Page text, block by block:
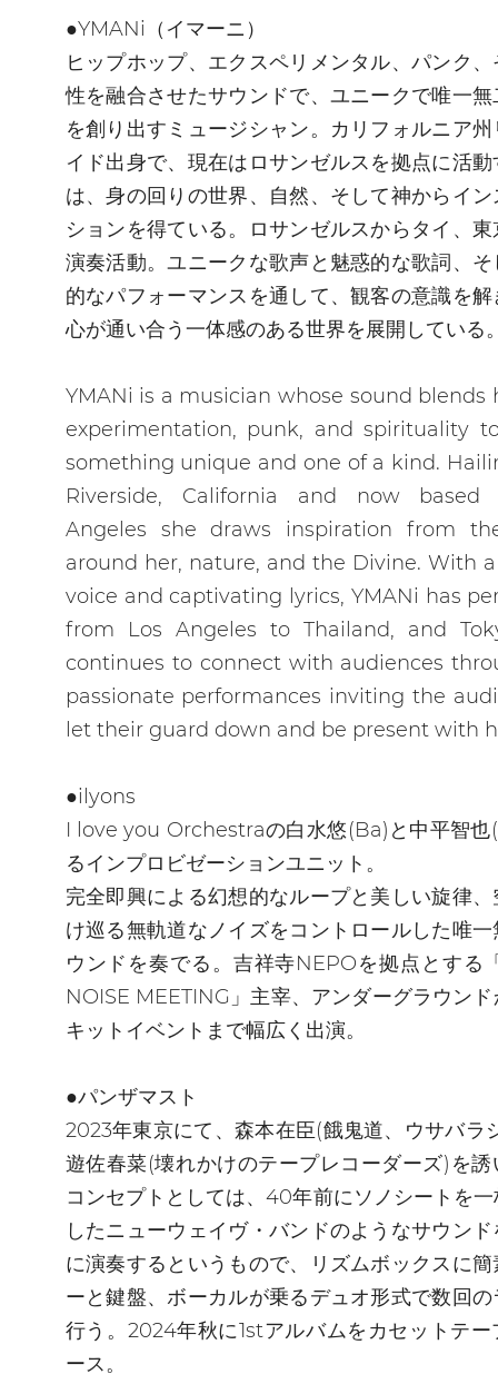
●YMANi（イマーニ）
ヒップホップ、エクスペリメンタル、パンク
性を融合させたサウンドで、ユニークで唯一
を創り出すミュージシャン。カリフォルニア
イド出身で、現在はロサンゼルスを拠点に活
は、身の回りの世界、自然、そして神からイ
ションを得ている。ロサンゼルスからタイ、
演奏活動。ユニークな歌声と魅惑的な歌詞、
的なパフォーマンスを通して、観客の意識を
心が通い合う一体感のある世界を展開している
YMANi is a musician whose sound blends
experimentation, punk, and spirituality
something unique and one of a kind.
Riverside, California and now
Angeles she draws inspiration from
around her, nature, and the Divine. With
voice and captivating lyrics, YMANi has
from Los Angeles to Thailand, and
continues to connect with audiences
passionate performances inviting the
let their guard down and be present with
●ilyons
I love you Orchestraの白水悠(Ba)と中平智也
るインプロビゼーションユニット。
完全即興による幻想的なループと美しい旋律
け巡る無軌道なノイズをコントロールした唯
ウンドを奏でる。吉祥寺NEPOを拠点とする
NOISE MEETING」主宰、アンダーグラウン
キットイベントまで幅広く出演。
●パンザマスト
2023年東京にて、森本在臣(餓鬼道、ウサバラ
遊佐春菜(壊れかけのテープレコーダーズ)を誘
コンセプトとしては、40年前にソノシートを
したニューウェイヴ・バンドのようなサウン
に演奏するというもので、リズムボックスに
ーと鍵盤、ボーカルが乗るデュオ形式で数回
行う。2024年秋に1stアルバムをカセットテー
ース。